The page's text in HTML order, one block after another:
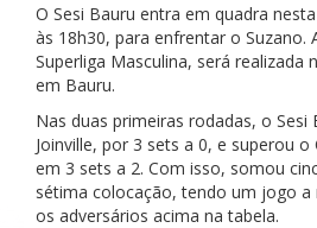
O Sesi Bauru entra em quadra
às 18h30, para enfrentar o Suzano.
Superliga Masculina, será realizada
em Bauru.
Nas duas primeiras rodadas, o Sesi
Joinville, por 3 sets a 0, e superou
em 3 sets a 2. Com isso, somou
sétima colocação, tendo um jogo
os adversários acima na tabela.